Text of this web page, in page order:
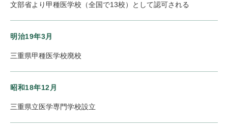
文部省より甲種医学校（全国で13校）として認可される
明治19年3月
三重県甲種医学校廃校
昭和18年12月
三重県立医学専門学校設立